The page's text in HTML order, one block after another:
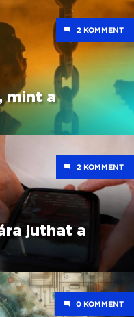
2
mint a
2
juthat a
0